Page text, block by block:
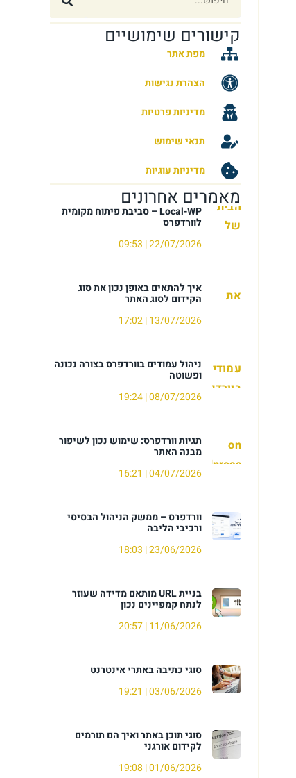
קישורים שימושיים
מפת אתר
הצהרת נגישות
מדיניות פרטיות
תנאי שימוש
מדיניות עוגיות
מאמרים אחרונים
Local-WP – סביבת פיתוח מקומית
לוורדפרס
22/07/2026
איך להתאים באופן נכון את סוג
הקידום לסוג האתר
13/07/2026
17:02
ניהול עמודים בוורדפרס בצורה נכונה
ופשוטה
08/07/2026
19:24
תגיות וורדפרס: שימוש נכון לשיפור
מבנה האתר
04/07/2026
וורדפרס – ממשק הניהול הבסיסי
ורכיבי הליבה
23/06/2026
בניית URL מותאם מדידה שעוזר
לנתח קמפיינים נכון
11/06/2026
20:57
סוגי כתיבה באתרי אינטרנט
03/06/2026
סוגי תוכן באתר ואיך הם תורמים
לקידום אורגני
01/06/2026